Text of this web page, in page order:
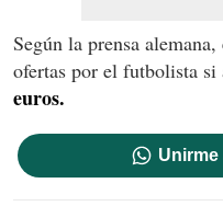
Según la prensa
ofertas por el futbolista si
euros.